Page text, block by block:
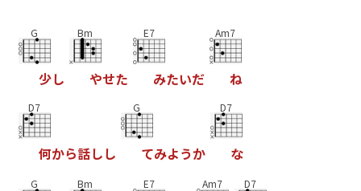
G
少し
Bm
やせた
E7
みたいだ
Am7
ね
D7
何から話しし
G
てみようか
D7
な
G Bm E7 Am7 D7